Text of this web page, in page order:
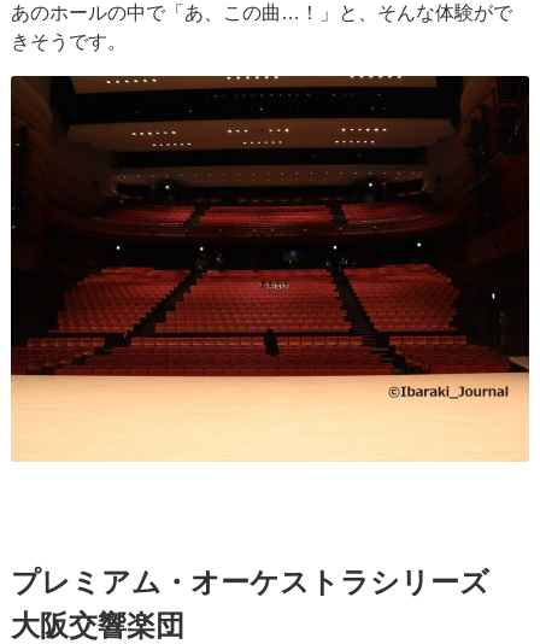
あのホールの中で「あ、この曲…！」と、そんな体験がで
きそうです。
プレミアム・オーケストラシリーズ
大阪交響楽団